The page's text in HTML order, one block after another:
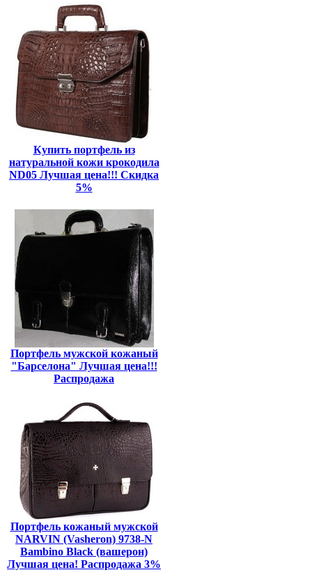
Купить портфель из
натуральной кожи крокодила
ND05 Лучшая цена!!! Скидка
5%
Портфель мужской кожаный
"Барселона" Лучшая цена!!!
Распродажа
Портфель кожаный мужской
NARVIN (Vasheron) 9738-N
Bambino Black (вашерон)
Лучшая цена! Распродажа 3%